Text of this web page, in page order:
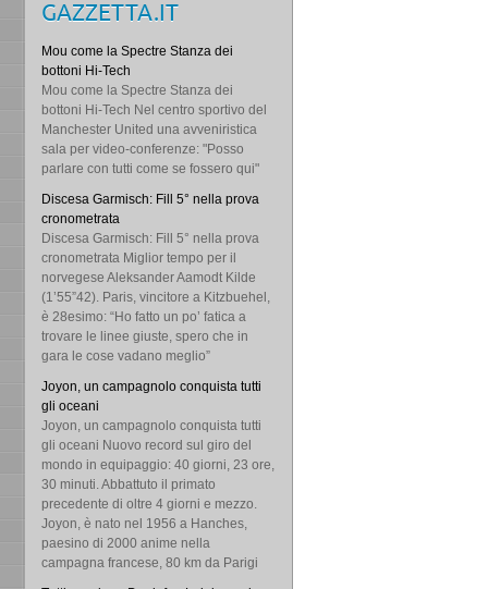
GAZZETTA.IT
Mou come la Spectre Stanza dei
bottoni Hi-Tech
Mou come la Spectre Stanza dei
bottoni Hi-Tech Nel centro sportivo del
Manchester United una avveniristica
sala per video-conferenze: "Posso
parlare con tutti come se fossero qui"
Discesa Garmisch: Fill 5° nella prova
cronometrata
Discesa Garmisch: Fill 5° nella prova
cronometrata Miglior tempo per il
norvegese Aleksander Aamodt Kilde
(1’55”42). Paris, vincitore a Kitzbuehel,
è 28esimo: “Ho fatto un po’ fatica a
trovare le linee giuste, spero che in
gara le cose vadano meglio”
Joyon, un campagnolo conquista tutti
gli oceani
Joyon, un campagnolo conquista tutti
gli oceani Nuovo record sul giro del
mondo in equipaggio: 40 giorni, 23 ore,
30 minuti. Abbattuto il primato
precedente di oltre 4 giorni e mezzo.
Joyon, è nato nel 1956 a Hanches,
paesino di 2000 anime nella
campagna francese, 80 km da Parigi